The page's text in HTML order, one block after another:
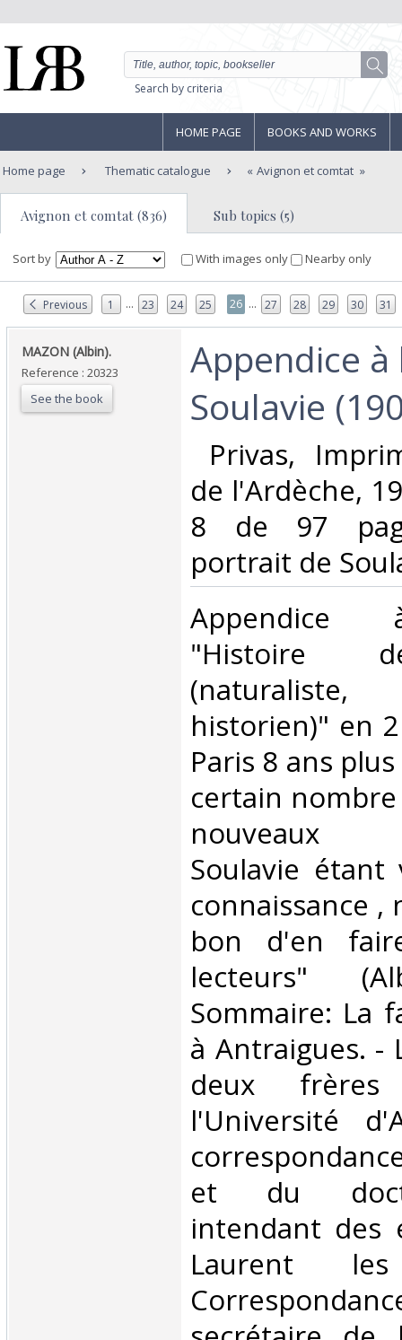
Search by criteria
HOME PAGE BOOKS AND WORKS
Home page Thematic catalogue Avignon et comtat
Avignon et comtat (836) Sub topics (5)
Sort by With images only Nearby only
Previous 1 ... 23 24 25 26 ... 27 28 29 30 31
‎MAZON (Albin).‎
Reference : 20323
See the book
‎Appendice
Soulavie
Privas,
de l'Ardèche,
8 de 97
portrait de
‎Appendice
"Histoire
historien)" en
Paris 8 ans
certain
nouveaux
Soulavie
connaissance ,
bon d'en
lecteurs"
Sommaire: La
à Antraigues. -
deux
l'Université
et du
intendant des
Laurent